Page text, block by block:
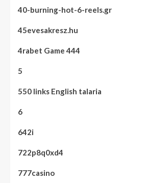
40-burning-hot-6-reels.gr
45evesakresz.hu
4rabet Game 444
5
550 links English talaria
6
642i
722p8q0xd4
777casino